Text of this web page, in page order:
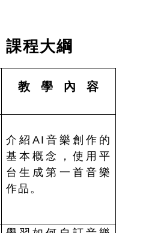
程大綱
教 學 內 容
介紹AI音樂創作的
基本概念，使用平
台生成第一首音樂
作品。